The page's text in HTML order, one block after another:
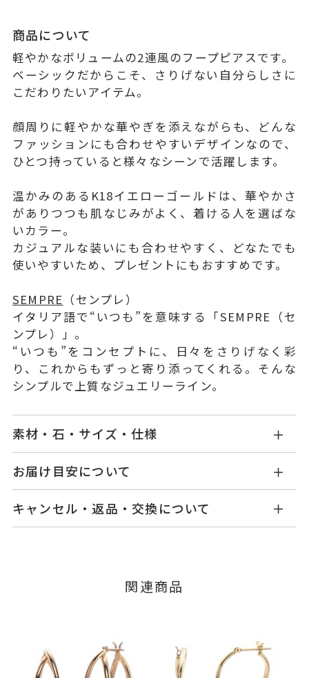
商品について
軽やかなボリュームの2連風のフープピアスです。
ベーシックだからこそ、さりげない自分らしさに
こだわりたいアイテム。
顔周りに軽やかな華やぎを添えながらも、どんな
ファッションにも合わせやすいデザインなので、
ひとつ持っていると様々なシーンで活躍します。
温かみのあるK18イエローゴールドは、華やかさ
がありつつも肌なじみがよく、着ける人を選ばな
いカラー。
カジュアルな装いにも合わせやすく、どなたでも
使いやすいため、プレゼントにもおすすめです。
SEMPRE （センプレ）
イタリア語で“いつも”を意味する「SEMPRE（セ
ンプレ）」。
“いつも”をコンセプトに、日々をさりげなく彩
り、これからもずっと寄り添ってくれる。そんな
シンプルで上質なジュエリーライン。
素材・石・サイズ・仕様
品番
KG1803P001XXYG
素材
K18イエローゴールド
石
-
縦：約19.2mm 横：約19.2mm
ピアス
石なしピアス、
お届け目安について
せ。
ご注文およびご入金確認後、以下の日程にて発送
■お届け目安が「3営業日以内に発送」の商品
発送いたします。
キャンセル・返品・交換について
ージの購入履歴一覧よりご注文状況をご確認いた
ンセルを承ります。
メンバーシップ未登録のお客さまは、お問い合
わせフォームよりご連絡ください。
関連商品